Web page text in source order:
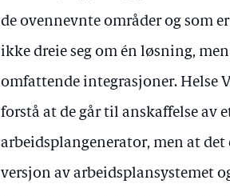
de ovennevnte områder og som
ikke dreie seg om én løsning,
omfattende integrasjoner. Helse
forstå at de går til anskaffelse av
arbeidsplangenerator, men at
versjon av arbeidsplansystemet